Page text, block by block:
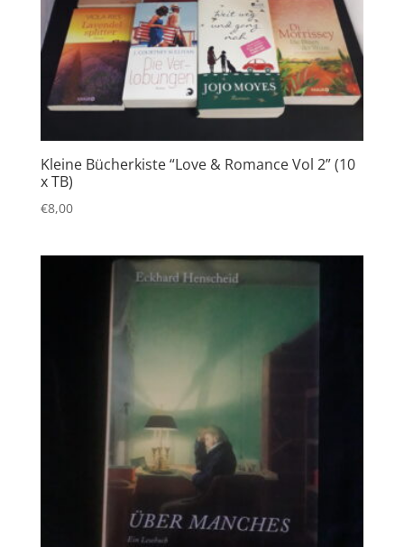
Kleine Bücherkiste “Love & Romance Vol 2” (10
x TB)
€8,00